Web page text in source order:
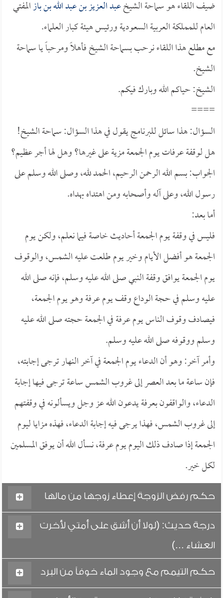
ضيف اللقاء هو سماحة الشيخعبد العزيز بن عبد الله بن بازالمفتي
العام للمملكة العربية السعودية ورئيس هيئة كبار العلماء.
مع مطلع هذا اللقاء نرحب بسماحة الشيخ فأهلاً ومرحباً يا سماحة
الشيخ.
الشيخ: حياكم الله وبارك فيكم.
====
السؤال: هذا سائل للبرنامج يقول في هذا السؤال: سماحة الشيخ!
هل لوقفة عرفات يوم الجمعة مزية على غيرها؟ وهل لها أجر عظيم؟
الجواب: بسم الله الرحمن الرحيم، الحمد لله، وصلى الله وسلم على
رسول الله، وعلى آله وأصحابه ومن اهتداه بهداه.
أما بعد:
فليس في وقفة يوم الجمعة أحاديث خاصة فيما نعلم، ولكن يوم
الجمعة هو أفضل الأيام وخير يوم طلعت عليه الشمس، والوقوف
يوم الجمعة يوافق وقفة النبي صلى الله عليه وسلم، فإنه صلى الله
عليه وسلم في حجة الوداع وقف يوم عرفة وهو يوم الجمعة،
فيصادف وقوف الناس يوم عرفة في الجمعة حجته صلى الله عليه
وسلم ووقوفه صلى الله عليه وسلم.
وأمر آخر: وهو أن الدعاء يوم الجمعة في آخر النهار ترجى إجابته،
فإن ساعة ما بعد العصر إلى غروب الشمس ساعة ترجى فيها إجابة
الدعاء، والواقفون بعرفة يدعون الله عز وجل ويسألونه في وقفتهم
إلى غروب الشمس، فهذا يرجى فيه إجابة الدعاء، فهذه مزايا ليوم
الجمعة إذا صادف ذلك اليوم يوم عرفة، نسأل الله أن يوفق المسلمين
لكل خير.
حكم رفض الزوجة إعطاء زوجها من مالها
درجة حديث: (لولا أن أشق على أمتي لأخرت
العشاء ...)
حكم التيمم مع وجود الماء خوفاً من البرد